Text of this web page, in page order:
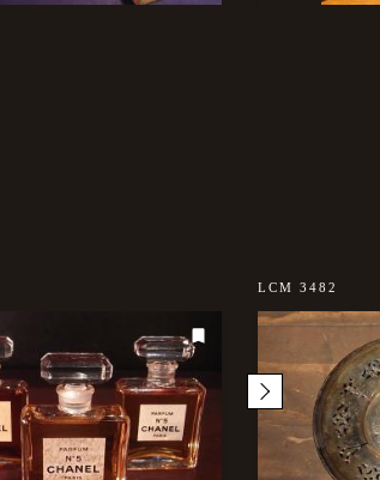
LCM 3482